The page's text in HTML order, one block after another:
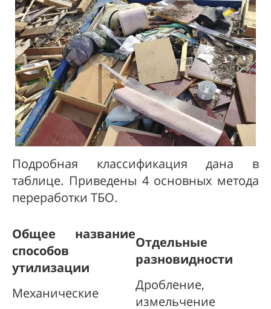
Подробная классификация дана в
таблице. Приведены 4 основных метода
переработки ТБО.
Общее название
способов
утилизации
Отдельные
разновидности
Механические
Дробление,
измельчение